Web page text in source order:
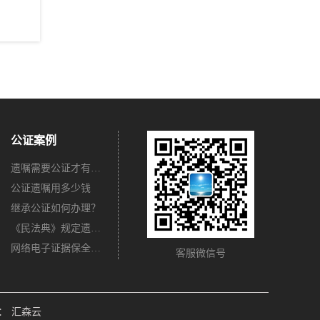
公证案例
遗嘱需要公证才有法律效力吗？
公证遗嘱用多少钱
继承公证如何办理？
《民法典》规定遗嘱不公证有法律效力吗？
网络电子证据保全公证怎么办理？
客服微信号
汇森云